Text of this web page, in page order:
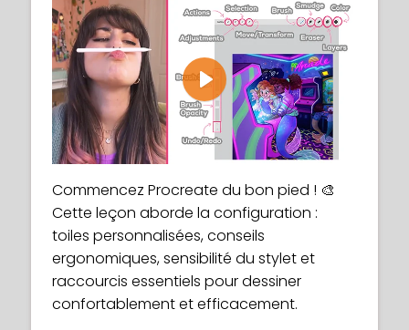
Play
Commencez Procreate du bon pied ! 🎨
Cette leçon aborde la configuration :
toiles personnalisées, conseils
ergonomiques, sensibilité du stylet et
raccourcis essentiels pour dessiner
confortablement et efficacement.